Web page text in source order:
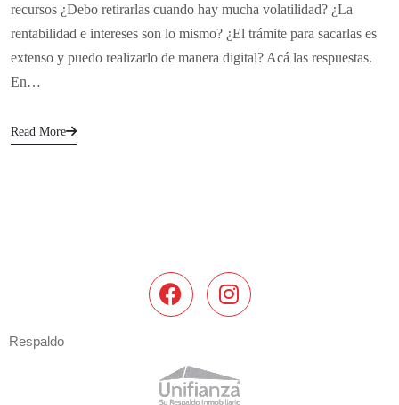
recursos ¿Debo retirarlas cuando hay mucha volatilidad? ¿La
rentabilidad e intereses son lo mismo? ¿El trámite para sacarlas es
extenso y puedo realizarlo de manera digital? Acá las respuestas.
En…
Read More
Respaldo